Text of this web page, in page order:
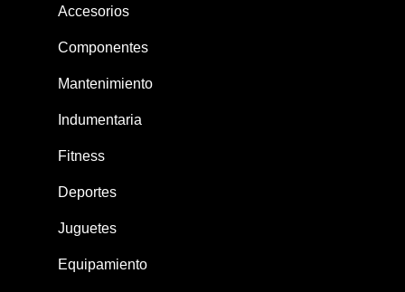
Accesorios
Componentes
Mantenimiento
Indumentaria
Fitness
Deportes
Juguetes
Equipamiento